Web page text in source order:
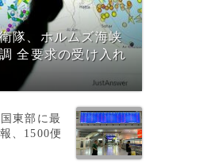
隊、ホルムズ海峡
全要求の受け入れ
東部に最
、1500便